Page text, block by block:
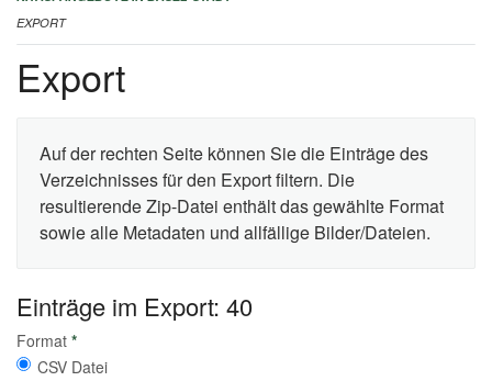
EXPORT
Export
Auf der rechten Seite können Sie die Einträge des
Verzeichnisses für den Export filtern. Die
resultierende Zip-Datei enthält das gewählte Format
sowie alle Metadaten und allfällige Bilder/Dateien.
Einträge im Export: 40
Format *
CSV Datei